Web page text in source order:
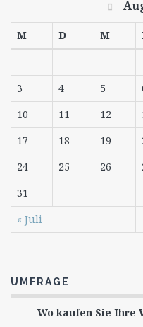
M D M
3
4 5
10
11 12
17
18 19
24
25 26
31
« Juli
UMFRAGE
Wo kaufen Sie Ihre